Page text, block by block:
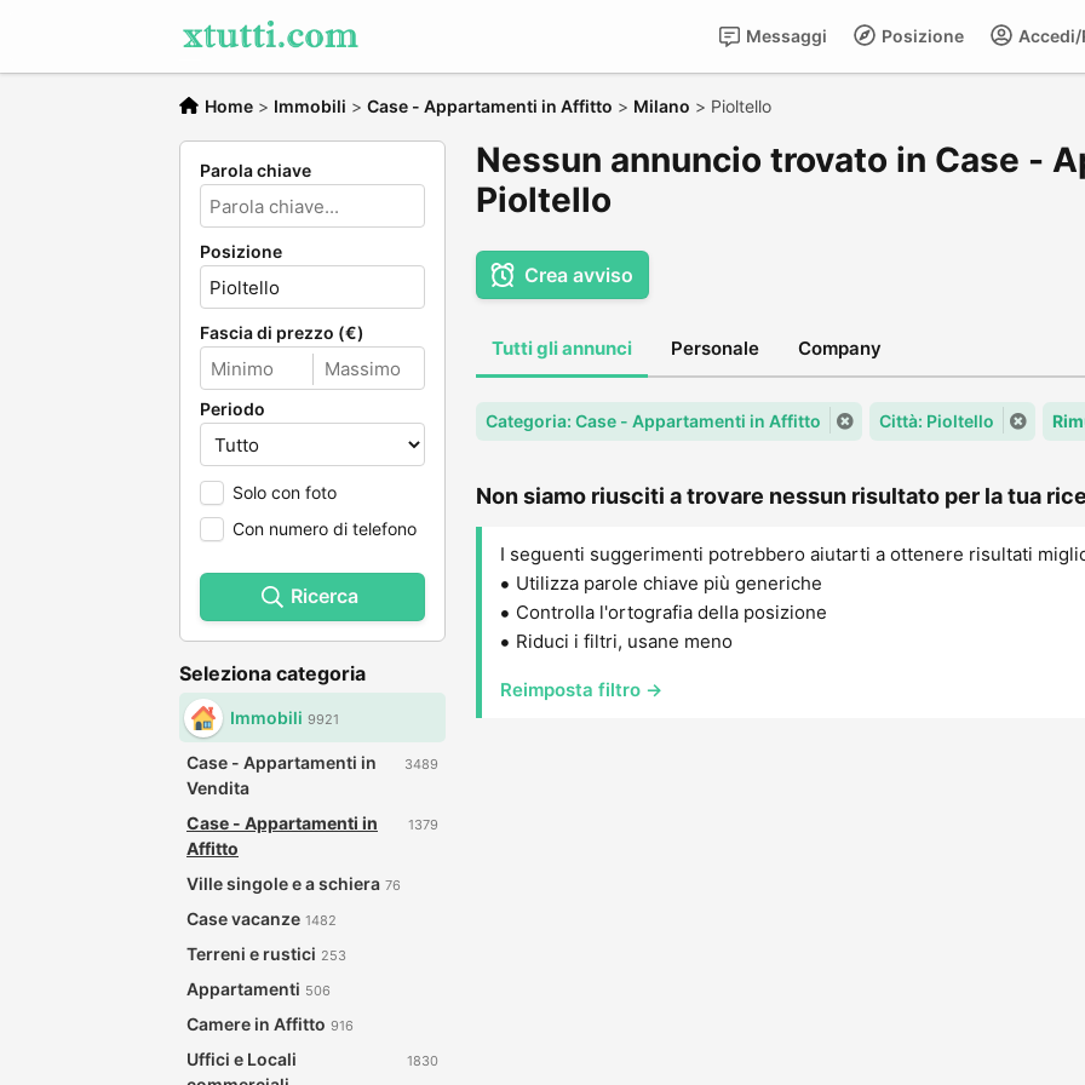
Posizione
Messaggi
Home > Immobili > Case - Appartamenti in Affitto > Milano > Pioltello
Parola chiave
Posizione
Fascia di prezzo (€)
Periodo
Solo con foto
Con numero di telefono
Ricerca
Seleziona categoria
Immobili 9921
Case - Appartamenti in
Vendita
3489
Case - Appartamenti in
Affitto
1379
Ville singole e a schiera 76
Case vacanze 1482
Terreni e rustici 253
Appartamenti 506
Camere in Affitto 916
Uffici e Locali
1830
Nessun annuncio trovato in Case -
Pioltello
Crea avviso
Tutti gli annunci Personale Company
Categoria: Case - Appartamenti in Affitto Città: Pioltello
Non siamo riusciti a trovare nessun risultato per la tua
I seguenti suggerimenti potrebbero aiutarti a ottenere risultati
Utilizza parole chiave più generiche
Controlla l'ortografia della posizione
Riduci i filtri, usane meno
Reimposta filtro →